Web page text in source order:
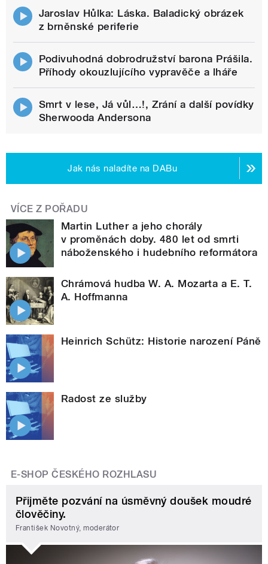
Jaroslav Hůlka: Láska. Baladický obrázek
z brněnské periferie
Podivuhodná dobrodružství barona Prášila.
Příhody okouzlujícího vypravěče a lháře
Smrt v lese, Já vůl…!, Zrání a další povídky
Sherwooda Andersona
Jak nás naladíte na DABu
VÍCE Z POŘADU
Martin Luther a jeho chorály
v proměnách doby. 480 let od smrti
náboženského i hudebního reformátora
Chrámová hudba W. A. Mozarta a E. T.
A. Hoffmanna
Heinrich Schütz: Historie narození Páně
Radost ze služby
E-SHOP ČESKÉHO ROZHLASU
Přijměte pozvání na úsměvný doušek moudré
člověčiny.
František Novotný, moderátor